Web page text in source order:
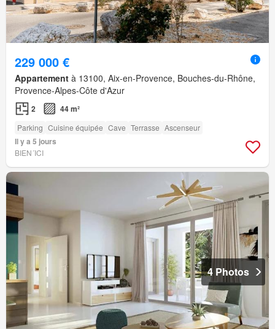
229 000 €
Appartement à 13100, Aix-en-Provence, Bouches-du-Rhône,
Provence-Alpes-Côte d'Azur
2 44 m²
Parking Cuisine équipée Cave Terrasse Ascenseur
Il y a 5 jours
BIEN´ICI
4 Photos